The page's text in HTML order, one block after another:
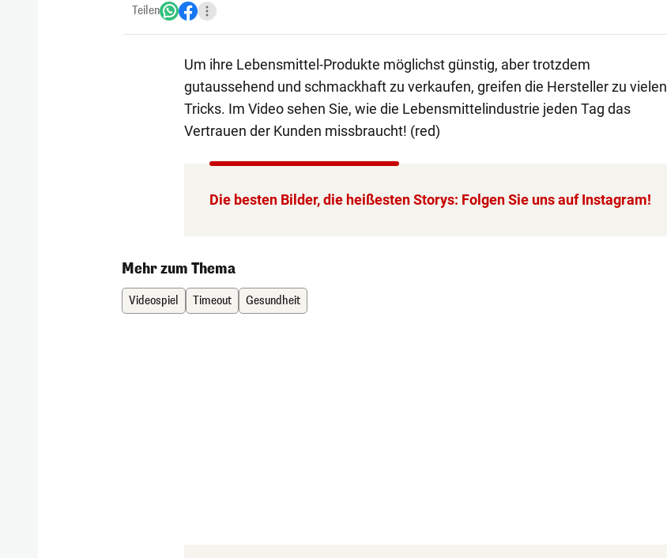
Teilen
Um ihre Lebensmittel-Produkte möglichst günstig, aber trotzdem
gutaussehend und schmackhaft zu verkaufen, greifen die Hersteller zu vielen
Tricks. Im Video sehen Sie, wie die Lebensmittelindustrie jeden Tag das
Vertrauen der Kunden missbraucht! (red)
Die besten Bilder, die heißesten Storys: Folgen Sie uns auf Instagram!
Mehr zum Thema
Videospiel Timeout Gesundheit